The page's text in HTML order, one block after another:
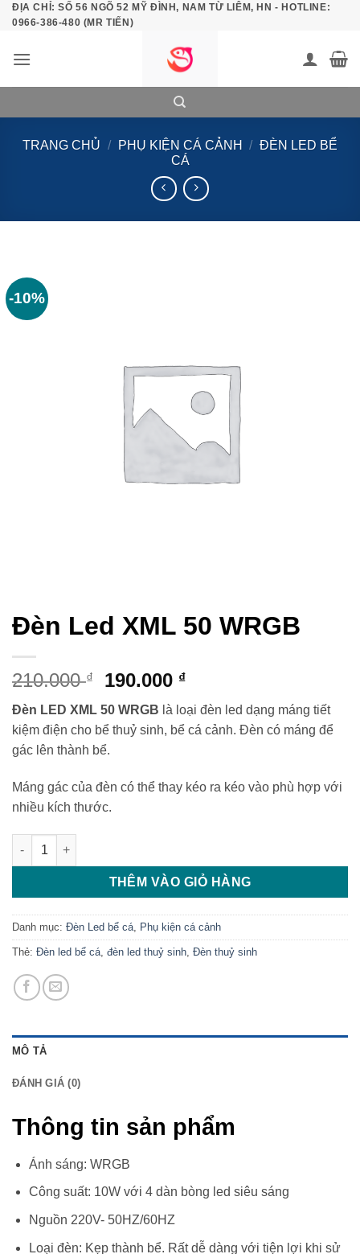
Bỏ
qua
dung
ĐỊA CHỈ: SỐ 56 NGÕ 52 MỸ ĐÌNH, NAM TỪ LIÊM, HN - HOTLINE:
0966-386-480 (MR TIẾN)
TRANG CHỦ / PHỤ KIỆN CÁ CẢNH / ĐÈN LED BỂ
CÁ
-10%
Đèn Led XML 50 WRGB
210.000₫
Giá
là:
210.000 ₫.
190.000 ₫Giá
hiện
tại
là:
Đèn LED XML 50 WRGB là loại đèn led dạng máng tiết
kiệm điện cho bể thuỷ sinh, bể cá cảnh. Đèn có máng để
gác lên thành bể.
Máng gác của đèn có thể thay kéo ra kéo vào phù hợp với
nhiều kích thước.
Đèn Led XML 50 WRGB số lượng
THÊM VÀO GIỎ HÀNG
Danh mục: Đèn Led bể cá Phụ kiện cá cảnh
Thẻ: Đèn led bể cá đèn led thuỷ sinh Đèn thuỷ sinh
MÔ TẢ
ĐÁNH GIÁ (0)
Thông tin sản phẩm
Ánh sáng: WRGB
Công suất: 10W với 4 dàn bòng led siêu sáng
Nguồn 220V- 50HZ/60HZ
Loại đèn: Kẹp thành bể. Rất dễ dàng với tiện lợi khi sử